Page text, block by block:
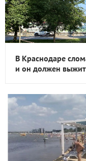
В Краснодаре
и он должен